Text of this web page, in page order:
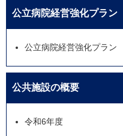
公立病院経営強化プラン
公立病院経営強化プラン
公共施設の概要
令和6年度